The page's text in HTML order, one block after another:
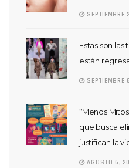
SEPTIEMBRE
Estas son las
están
SEPTIEMBRE
“Menos
que busca
justifican la
AGOSTO 6,